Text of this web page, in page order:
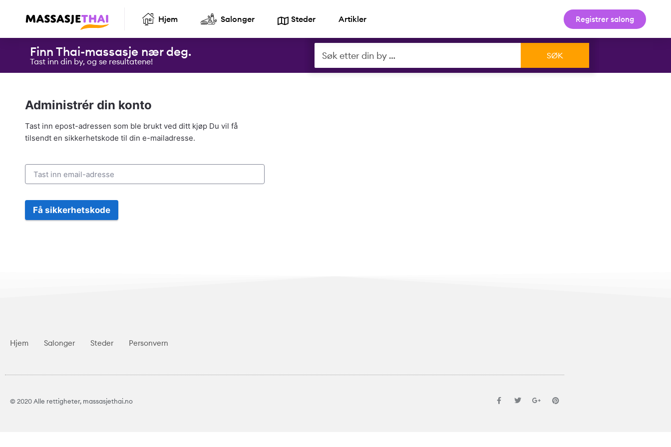
Hjem Salonger Steder Artikler Registrer salong
Finn Thai-massasje nær deg.
Tast inn din by, og se resultatene!
Administrér din konto
Tast inn epost-adressen som ble brukt ved ditt kjøp Du vil få
tilsendt en sikkerhetskode til din e-mailadresse.
Få sikkerhetskode
Hjem Salonger Steder Personvern
© 2020 Alle rettigheter, massasjethai.no